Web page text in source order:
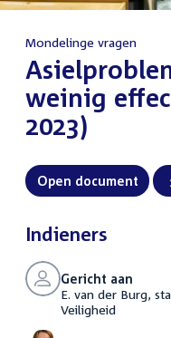
Mondelinge vragen
weinig
2023)
Open document
Indieners
Gericht aan
E. van der Burg,
Veiligheid